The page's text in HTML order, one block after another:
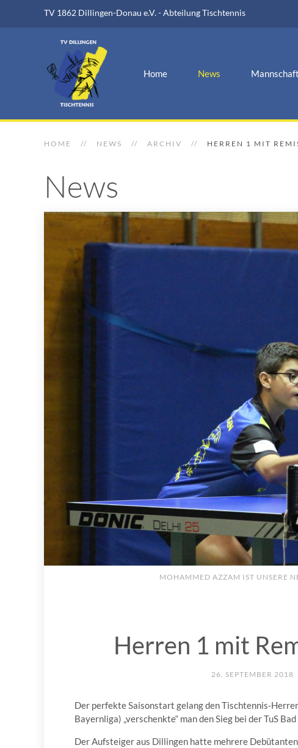
TV 1862 Dillingen-Donau e.V. - Abteilung Tischtennis
Home News
HOME NEWS ARCHIV HERREN 1 MIT
News
MOHAMMED AZZAM IST UNSERE
Herren 1 mit
26. SEPTEMBER 2018
Der perfekte Saisonstart gelang den Tischtennis-
Bayernliga) „verschenkte“ man den Sieg bei der TuS
Der Aufsteiger aus Dillingen hatte mehrere